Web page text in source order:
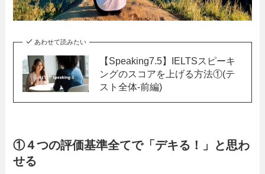
あわせて読みたい
【Speaking7.5】IELTSスピーキ
ングのスコアを上げる方法①(テ
スト全体-前編)
①４つの評価基準全てで「デキる！」と思わ
せる